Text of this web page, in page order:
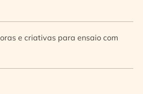
e criativas para ensaio com